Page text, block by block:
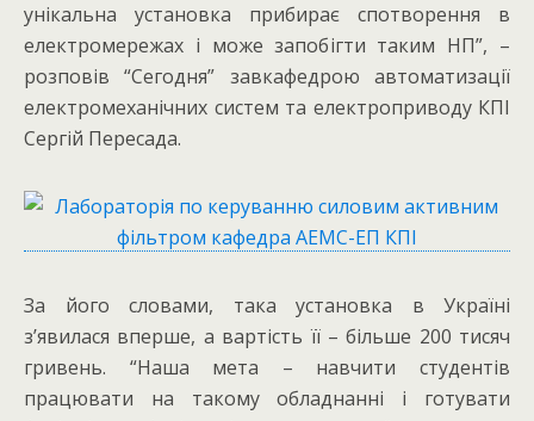
унікальна установка прибирає спотворення в
електромережах і може запобігти таким НП”, –
розповів “Сегодня” завкафедрою автоматизації
електромеханічних систем та електроприводу КПІ
Сергій Пересада.
За його словами, така установка в Україні
з’явилася вперше, а вартість її – більше 200 тисяч
гривень. “Наша мета – навчити студентів
працювати на такому обладнанні і готувати